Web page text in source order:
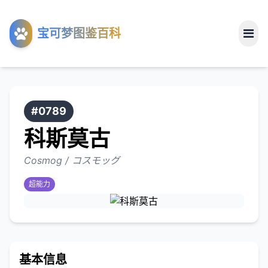
宝可梦图鉴百科
工具
关于
#0789
科斯莫古
Cosmog / コスモッグ
超能力
基本信息